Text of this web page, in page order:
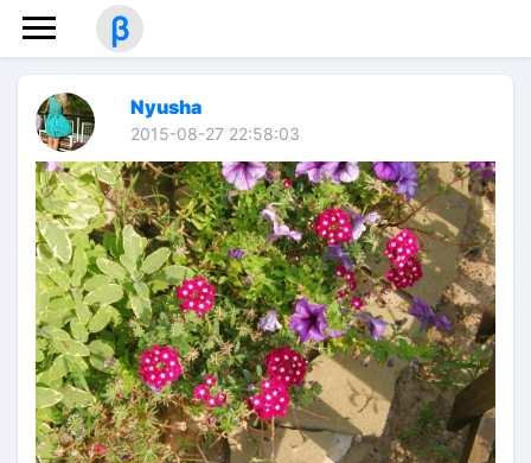
β
Nyusha
2015-08-27 22:58:03